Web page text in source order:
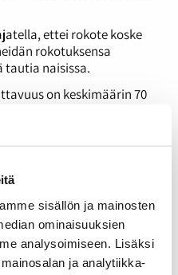
sisällön ja mainosten
ominaisuuksien
analysoimiseen. Lisäksi
ja analytiikka-
ettei rokote koske
rokotuksensa
tautia naisissa.
on keskimäärin 70
tietenkin se, jos pojat
Leino jatkaa.
laumaimmuniteetin
tulokset.